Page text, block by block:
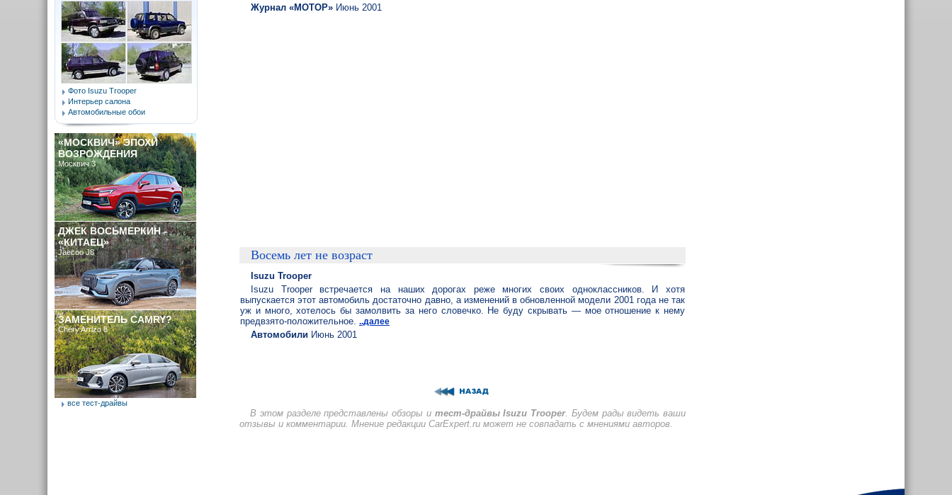
Фото Isuzu Trooper
Интерьер салона
Автомобильные обои
«МОСКВИЧ» ЭПОХИ
ВОЗРОЖДЕНИЯ
Москвич 3
ДЖЕК ВОСЬМЕРКИН -
«КИТАЕЦ»
Jaecoo J8
ЗАМЕНИТЕЛЬ CAMRY?
Chery Arrizo 8
все тест-драйвы
Журнал «МОТОР» Июнь 2001
Восемь лет не возраст
Isuzu Trooper
Isuzu Trooper встречается на наших дорогах реже многих своих одноклассников. И хотя
выпускается этот автомобиль достаточно давно, а изменений в обновленной модели 2001 года не так
уж и много, хотелось бы замолвить за него словечко. Не буду скрывать — мое отношение к нему
предвзято-положительное. ..далее
Автомобили Июнь 2001
В этом разделе представлены обзоры и тест-драйвы Isuzu Trooper. Будем рады видеть ваши
отзывы и комментарии. Мнение редакции CarExpert.ru может не совпадать с мнениями авторов.